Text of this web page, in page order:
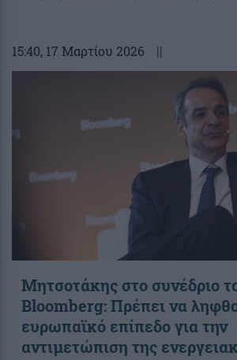
15:40, 17 Μαρτίου 2026 ||
Μητσοτάκης στο συνέδριο
Bloomberg: Πρέπει να
ευρωπαϊκό επίπεδο για την
αντιμετώπιση της